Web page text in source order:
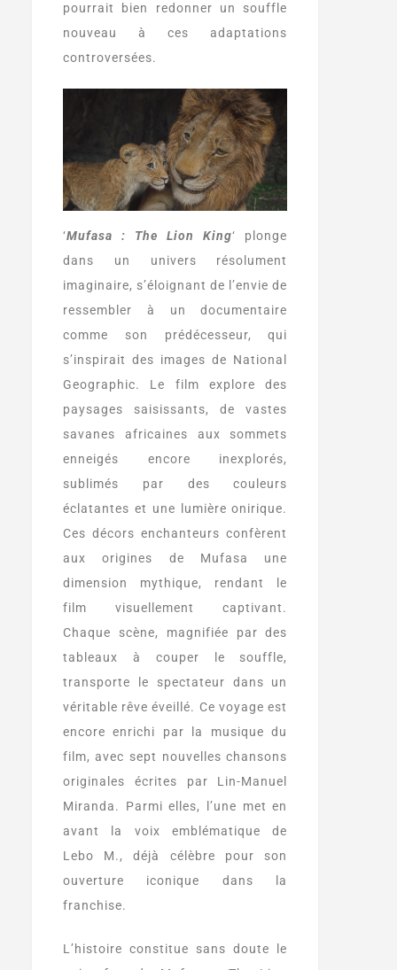
pourrait bien redonner un souffle
nouveau à ces adaptations
controversées.
‘Mufasa : The Lion King‘ plonge
dans un univers résolument
imaginaire, s’éloignant de l’envie de
ressembler à un documentaire
comme son prédécesseur, qui
s’inspirait des images de National
Geographic. Le film explore des
paysages saisissants, de vastes
savanes africaines aux sommets
enneigés encore inexplorés,
sublimés par des couleurs
éclatantes et une lumière onirique.
Ces décors enchanteurs confèrent
aux origines de Mufasa une
dimension mythique, rendant le
film visuellement captivant.
Chaque scène, magnifiée par des
tableaux à couper le souffle,
transporte le spectateur dans un
véritable rêve éveillé. Ce voyage est
encore enrichi par la musique du
film, avec sept nouvelles chansons
originales écrites par Lin-Manuel
Miranda. Parmi elles, l’une met en
avant la voix emblématique de
Lebo M., déjà célèbre pour son
ouverture iconique dans la
franchise.
L’histoire constitue sans doute le